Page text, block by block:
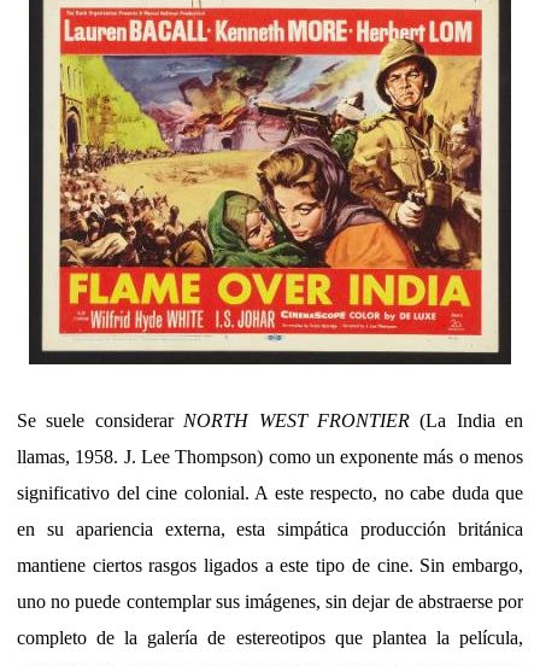
Se suele considerar NORTH WEST FRONTIER(La India en
llamas, 1958. J. Lee Thompson) como un exponente más o menos
significativo del cine colonial. A este respecto, no cabe duda que
en su apariencia externa, esta simpática producción británica
mantiene ciertos rasgos ligados a este tipo de cine. Sin embargo,
uno no puede contemplar sus imágenes, sin dejar de abstraerse por
completo de la galería de estereotipos que plantea la película,